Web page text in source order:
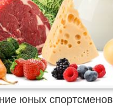
юных спортсменов